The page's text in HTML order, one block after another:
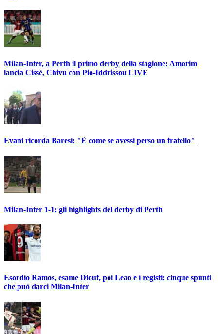
Milan-Inter, a Perth il primo derby della stagione: Amorim
lancia Cissè, Chivu con Pio-Iddrissou LIVE
Evani ricorda Baresi: "È come se avessi perso un fratello"
Milan-Inter 1-1: gli highlights del derby di Perth
Esordio Ramos, esame Diouf, poi Leao e i registi: cinque spunti
che può darci Milan-Inter